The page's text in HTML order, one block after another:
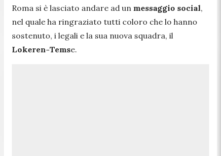
Roma si è lasciato andare ad un messaggio social,
nel quale ha ringraziato tutti coloro che lo hanno
sostenuto, i legali e la sua nuova squadra, il
Lokeren-Temse.